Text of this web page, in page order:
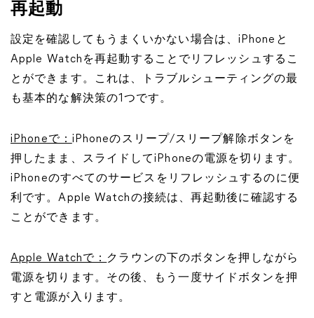
再起動
設定を確認してもうまくいかない場合は、iPhoneと
Apple Watchを再起動することでリフレッシュするこ
とができます。これは、トラブルシューティングの最
も基本的な解決策の1つです。
iPhoneで： iPhoneのスリープ/スリープ解除ボタンを
押したまま、スライドしてiPhoneの電源を切ります。
iPhoneのすべてのサービスをリフレッシュするのに便
利です。Apple Watchの接続は、再起動後に確認する
ことができます。
Apple Watchで：
クラウンの下のボタンを押しながら
電源を切ります。その後、もう一度サイドボタンを押
すと電源が入ります。